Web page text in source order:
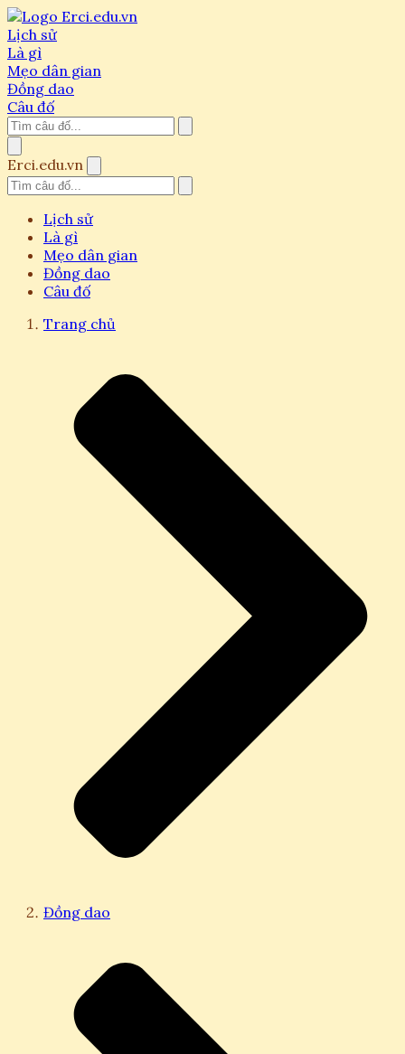
Lịch sử
Là gì
Mẹo dân gian
Đồng dao
Câu đố
Erci.edu.vn
Lịch sử
Là gì
Mẹo dân gian
Đồng dao
Câu đố
Trang chủ
Đồng dao